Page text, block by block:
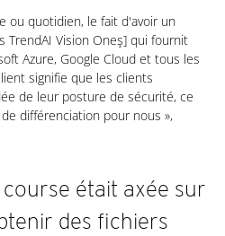
ou quotidien, le fait d'avoir un
TrendAI Vision Oneş] qui fournit
Azure, Google Cloud et tous les
signifie que les clients
de leur posture de sécurité, ce
différenciation pour nous »,
course était axée sur
des fichiers